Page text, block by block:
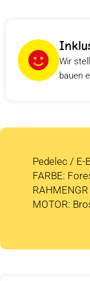
Wir
bauen
Pedelec / E-
FARBE:
RAHMENGR
MOTOR: